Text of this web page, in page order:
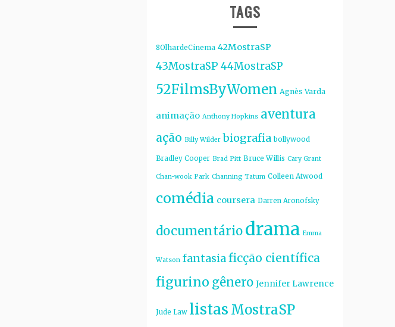
TAGS
8OlhardeCinema 42MostraSP
43MostraSP 44MostraSP
52FilmsByWomen Agnès Varda
animação Anthony Hopkins aventura
ação Billy Wilder biografia bollywood
Bradley Cooper Brad Pitt Bruce Willis Cary Grant
Chan-wook Park Channing Tatum Colleen Atwood
comédia coursera Darren Aronofsky
documentáriodrama Emma
Watson fantasiaficção científica
figurino gênero Jennifer Lawrence
Jude Law listas MostraSP